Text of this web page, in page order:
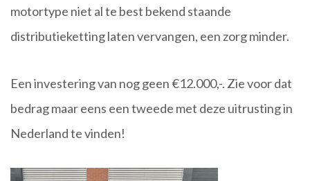
motortype niet al te best bekend staande
distributieketting laten vervangen, een zorg minder.
Een investering van nog geen €12.000,-. Zie voor dat
bedrag maar eens een tweede met deze uitrusting in
Nederland te vinden!